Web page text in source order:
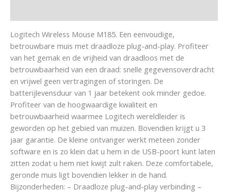
Logitech Wireless Mouse M185. Een eenvoudige,
betrouwbare muis met draadloze plug-and-play. Profiteer
van het gemak en de vrijheid van draadloos met de
betrouwbaarheid van een draad: snelle gegevensoverdracht
en vrijwel geen vertragingen of storingen. De
batterijlevensduur van 1 jaar betekent ook minder gedoe.
Profiteer van de hoogwaardige kwaliteit en
betrouwbaarheid waarmee Logitech wereldleider is
geworden op het gebied van muizen. Bovendien krijgt u 3
jaar garantie. De kleine ontvanger werkt meteen zonder
software en is zo klein dat u hem in de USB-poort kunt laten
zitten zodat u hem niet kwijt zult raken. Deze comfortabele,
geronde muis ligt bovendien lekker in de hand.
Bijzonderheden: – Draadloze plug-and-play verbinding –